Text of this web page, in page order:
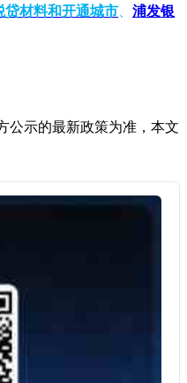
贷材料和开通城市
浦发银
公示的最新政策为准，本文